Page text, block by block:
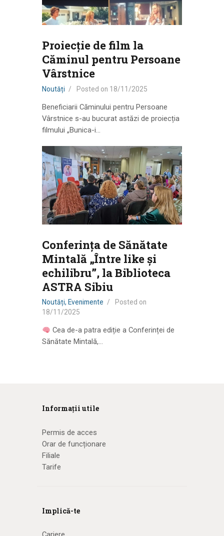
Proiecție de film la
Căminul pentru Persoane
Vârstnice
Noutăți Posted on 18/11/2025
Beneficiarii Căminului pentru Persoane
Vârstnice s-au bucurat astăzi de proiecția
filmului „Bunica-i…
Conferința de Sănătate
Mintală „Între like și
echilibru”, la Biblioteca
ASTRA Sibiu
Noutăți, Evenimente
Posted on
18/11/2025
Cea de-a patra ediție a Conferinței de
Sănătate Mintală,…
Informații utile
Permis de acces
Orar de funcționare
Filiale
Tarife
Implică-te